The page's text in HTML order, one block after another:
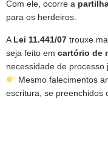
Com ele, ocorre a
para os herdeiros.
A Lei 11.441/07 trouxe
seja feito em cartório de
necessidade de processo
Mesmo falecimentos
escritura, se preenchidos